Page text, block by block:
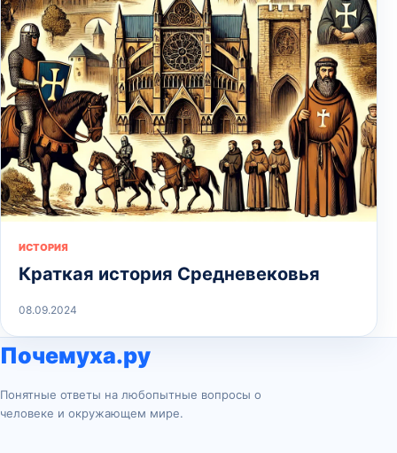
ИСТОРИЯ
Краткая история Средневековья
08.09.2024
Почемуха.ру
Понятные ответы на любопытные вопросы о
человеке и окружающем мире.